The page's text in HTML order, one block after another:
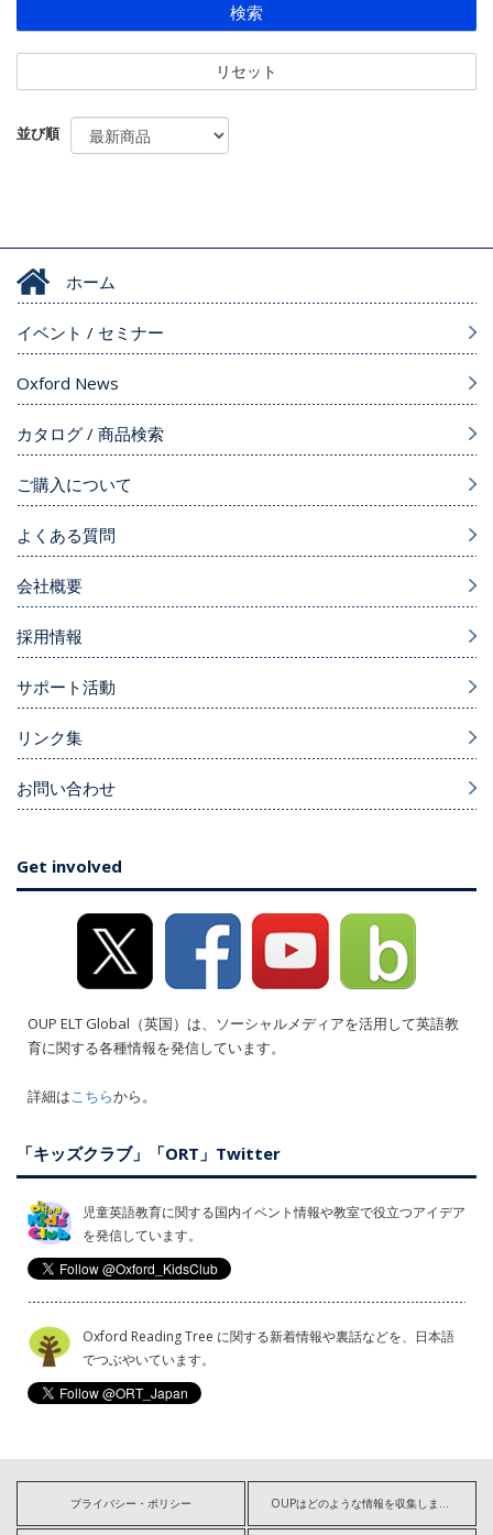
検索
リセット
並び順
ホーム
イベント / セミナー
Oxford News
カタログ / 商品検索
ご購入について
よくある質問
会社概要
採用情報
サポート活動
リンク集
お問い合わせ
Get involved
OUP ELT Global（英国）は、ソーシャルメディアを活用して英語教
育に関する各種情報を発信しています。
詳細はこちらから。
「キッズクラブ」「ORT」Twitter
児童英語教育に関する国内イベント情報や教室で役立つアイデア
を発信しています。
Oxford Reading Tree に関する新着情報や裏話などを、日本語
でつぶやいています。
プライバシー・ポリシー OUPはどのような情報を収集しますか?